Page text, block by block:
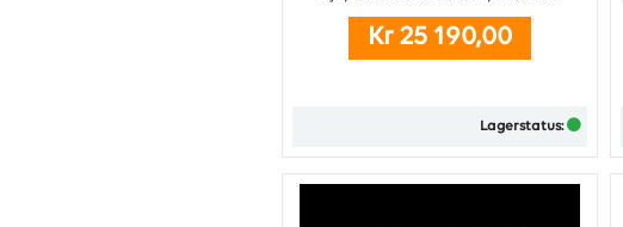
Kr 25 190,00
Lagerstatus: